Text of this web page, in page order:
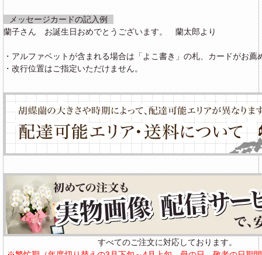
メッセージカードの記入例
蘭子さん お誕生日おめでとうございます。 蘭太郎より
・アルファベットが含まれる場合は「よこ書き」の札、カードがお薦
・改行位置はご指定いただけません。
すべてのご注文に対応しております。